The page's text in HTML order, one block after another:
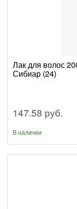
Лак для волос
Сибиар (24)
147.58 руб.
В наличии